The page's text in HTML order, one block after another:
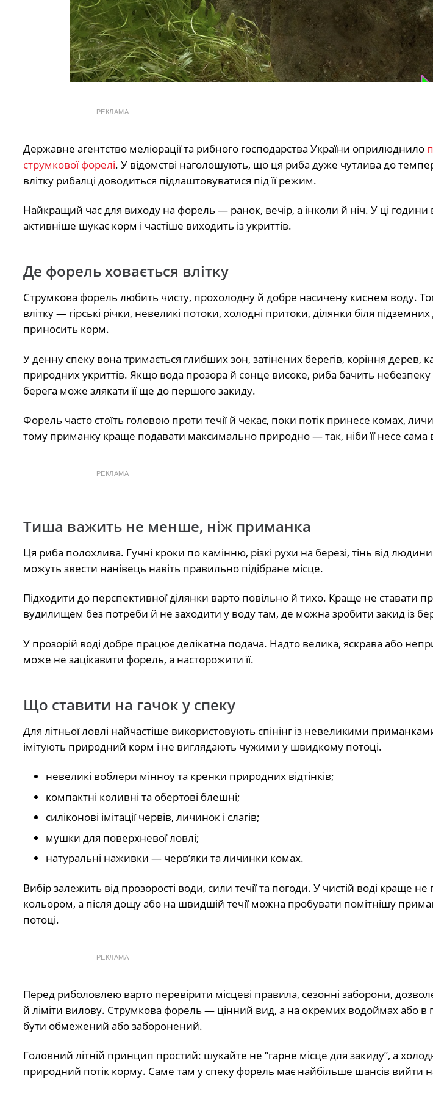
РЕКЛАМА
Державне агентство меліорації та рибного господарства України оприлюднило
струмкової форелі. У відомстві наголошують, що ця риба дуже чутлива до
влітку рибалці доводиться підлаштовуватися під її режим.
Найкращий час для виходу на форель — ранок, вечір, а інколи й ніч. У ці
активніше шукає корм і частіше виходить із укриттів.
Де форель ховається влітку
Струмкова форель любить чисту, прохолодну й добре насичену киснем воду.
влітку — гірські річки, невеликі потоки, холодні притоки, ділянки біля
приносить корм.
У денну спеку вона тримається глибших зон, затінених берегів, коріння дерев,
природних укриттів. Якщо вода прозора й сонце високе, риба бачить небезпеку
берега може злякати її ще до першого закиду.
Форель часто стоїть головою проти течії й чекає, поки потік принесе комах,
тому приманку краще подавати максимально природно — так, ніби її несе сама
РЕКЛАМА
Тиша важить не менше, ніж приманка
Ця риба полохлива. Гучні кроки по камінню, різкі рухи на березі, тінь від
можуть звести нанівець навіть правильно підібране місце.
Підходити до перспективної ділянки варто повільно й тихо. Краще не ставати
вудилищем без потреби й не заходити у воду там, де можна зробити закид із
У прозорій воді добре працює делікатна подача. Надто велика, яскрава або
може не зацікавити форель, а насторожити її.
Що ставити на гачок у спеку
Для літньої ловлі найчастіше використовують спінінг із невеликими
імітують природний корм і не виглядають чужими у швидкому потоці.
невеликі воблери мінноу та кренки природних відтінків;
компактні коливні та обертові блешні;
силіконові імітації червів, личинок і слагів;
мушки для поверхневої ловлі;
натуральні наживки — черв’яки та личинки комах.
Вибір залежить від прозорості води, сили течії та погоди. У чистій воді краще
кольором, а після дощу або на швидшій течії можна пробувати помітнішу
потоці.
РЕКЛАМА
Перед риболовлею варто перевірити місцеві правила, сезонні заборони,
й ліміти вилову. Струмкова форель — цінний вид, а на окремих водоймах або в
бути обмежений або заборонений.
Головний літній принцип простий: шукайте не “гарне місце для закиду”, а
природний потік корму. Саме там у спеку форель має найбільше шансів вийти